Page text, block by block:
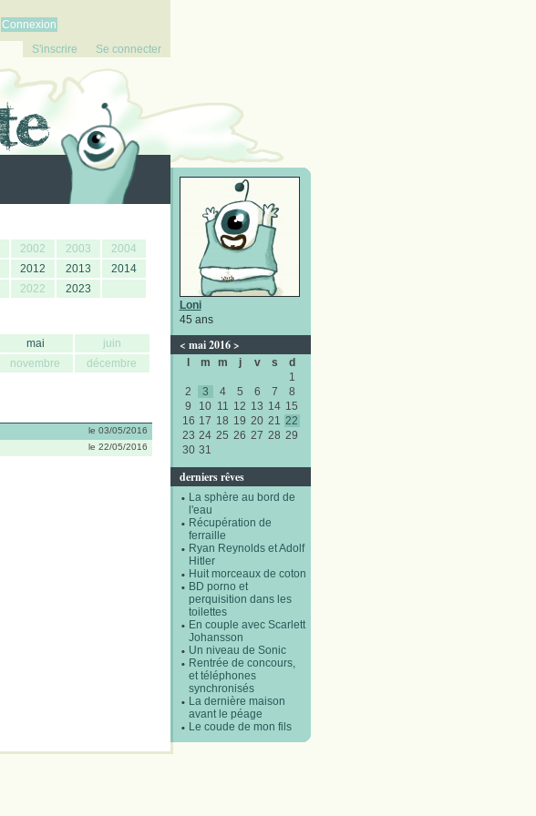
S'inscrire Se connecter
Loni
45 ans
< mai 2016 >
m m j v s
d
1
2
3 4 5 6 7
8
9
10 11 12 13 14 15
16 17 18 19 20 21 22
23 24 25 26 27 28 29
30 31
derniers rêves
La sphère au bord de
l'eau
Récupération de
ferraille
Ryan Reynolds et Adolf
Hitler
Huit morceaux de coton
BD porno et
perquisition dans les
toilettes
En couple avec Scarlett
Johansson
Un niveau de Sonic
Rentrée de concours,
et téléphones
synchronisés
La dernière maison
avant le péage
Le coude de mon fils
2002 2003
2004
2012 2013
2014
2022 2023
mai
juin
novembre décembre
le 03/05/2016
le 22/05/2016